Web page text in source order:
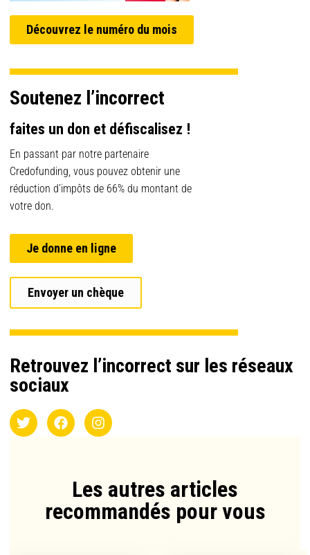
Découvrez le numéro du mois
Soutenez l’incorrect
faites un don et défiscalisez !
En passant par notre partenaire
Credofunding, vous pouvez obtenir une
réduction d’impôts de 66% du montant de
votre don.
Je donne en ligne
Envoyer un chèque
Retrouvez l’incorrect sur les réseaux
sociaux
Les autres articles
recommandés pour vous​